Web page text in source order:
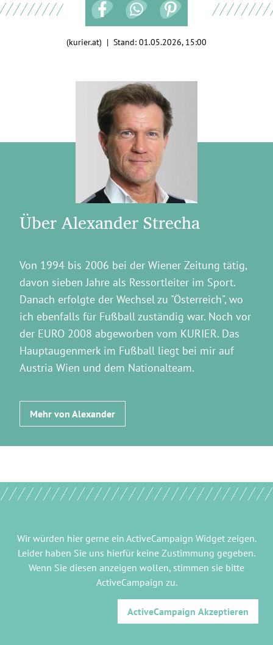
(kurier.at) | Stand: 01.05.2026, 15:00
Über Alexander Strecha
Von 1994 bis 2006 bei der Wiener Zeitung tätig,
davon sieben Jahre als Ressortleiter im Sport.
Danach erfolgte der Wechsel zu "Österreich", wo
ich ebenfalls für Fußball zuständig war. Noch vor
der EURO 2008 abgeworben vom KURIER. Das
Hauptaugenmerk im Fußball liegt bei mir auf
Austria Wien und dem Nationalteam.
Mehr von Alexander
Wir würden hier gerne ein ActiveCampaign Widgetzeigen.
Leider haben Sie uns hierfür keine Zustimmung gegeben.
Wenn Sie diesen anzeigen wollen, stimmen sie bitte
ActiveCampaign zu.
ActiveCampaign Akzeptieren